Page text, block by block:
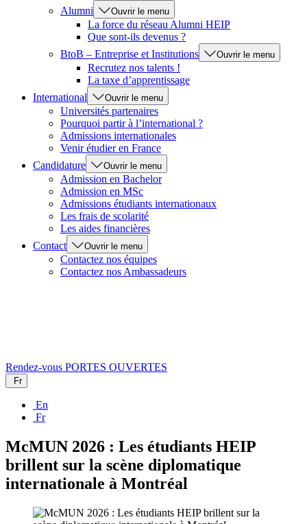
Alumni
Ouvrir le menu
La force du réseau Alumni HEIP
Que sont-ils devenus ?
BtoB – Entreprise et Institutions
Ouvrir le menu
Recrutez nos talents !
La taxe d’apprentissage
International
Ouvrir le menu
Universités partenaires
Pourquoi partir à l’international ?
Admissions internationales
Venir étudier en France
Candidature
Ouvrir le menu
Admission en Bachelor
Admission en MSc
Admissions étudiants internationaux
Les frais de scolarité
Les aides financières
Contact
Ouvrir le menu
Contactez nos équipes
Contactez nos Ambassadeurs
Rendez-vous PORTES OUVERTES
Fr
En
Fr
McMUN 2026 : Les étudiants HEIP
brillent sur la scène diplomatique
internationale à Montréal